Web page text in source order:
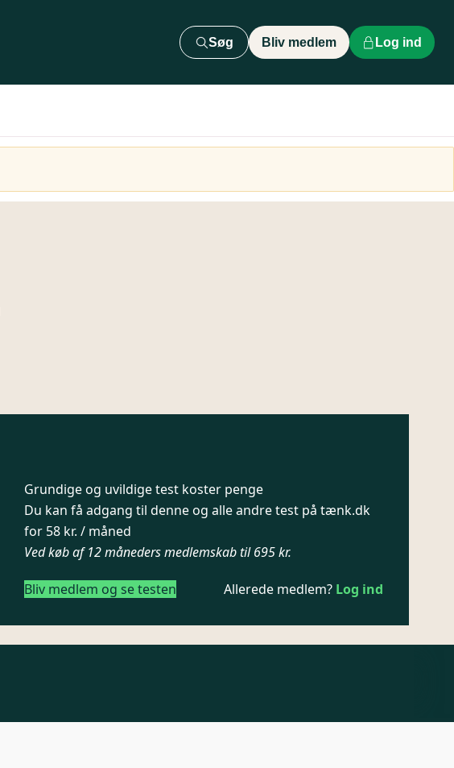
Søg Bliv medlem Log ind
Grundige og uvildige test koster penge
Du kan få adgang til denne og alle andre test på tænk.dk
for 58 kr. / måned
Ved køb af 12 måneders medlemskab til 695 kr.
Bliv medlem og se testen Allerede medlem? Log ind